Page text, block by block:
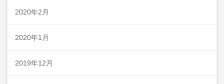
2020年2月
2020年1月
2019年12月